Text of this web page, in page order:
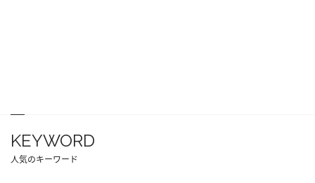
KEYWORD
人気のキーワード